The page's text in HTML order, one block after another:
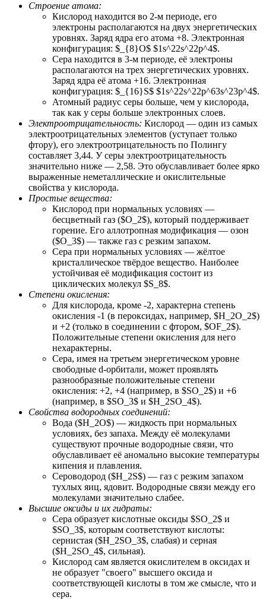
Строение атома:
Кислород находится во 2-м периоде, его
электроны располагаются на двух энергетических
уровнях. Заряд ядра его атома +8. Электронная
конфигурация: $_{8}O$ $1s^22s^22p^4$.
Сера находится в 3-м периоде, её электроны
располагаются на трех энергетических уровнях.
Заряд ядра её атома +16. Электронная
конфигурация: $_{16}S$ $1s^22s^22p^63s^23p^4$.
Атомный радиус серы больше, чем у кислорода,
так как у серы больше электронных слоев.
Электроотрицательность: Кислород — один из самых
электроотрицательных элементов (уступает только
фтору), его электроотрицательность по Полингу
составляет 3,44. У серы электроотрицательность
значительно ниже — 2,58. Это обуславливает более ярко
выраженные неметаллические и окислительные
свойства у кислорода.
Простые вещества:
Кислород при нормальных условиях —
бесцветный газ ($O_2$), который поддерживает
горение. Его аллотропная модификация — озон
($O_3$) — также газ с резким запахом.
Сера при нормальных условиях — жёлтое
кристаллическое твёрдое вещество. Наиболее
устойчивая её модификация состоит из
циклических молекул $S_8$.
Степени окисления:
Для кислорода, кроме -2, характерна степень
окисления -1 (в пероксидах, например, $H_2O_2$)
и +2 (только в соединении с фтором, $OF_2$).
Положительные степени окисления для него
нехарактерны.
Сера, имея на третьем энергетическом уровне
свободные d-орбитали, может проявлять
разнообразные положительные степени
окисления: +2, +4 (например, в $SO_2$) и +6
(например, в $SO_3$ и $H_2SO_4$).
Свойства водородных соединений:
Вода ($H_2O$) — жидкость при нормальных
условиях, без запаха. Между её молекулами
существуют прочные водородные связи, что
обуславливает её аномально высокие температуры
кипения и плавления.
Сероводород ($H_2S$) — газ с резким запахом
тухлых яиц, ядовит. Водородные связи между его
молекулами значительно слабее.
Высшие оксиды и их гидраты:
Сера образует кислотные оксиды $SO_2$ и
$SO_3$, которым соответствуют кислоты:
сернистая ($H_2SO_3$, слабая) и серная
($H_2SO_4$, сильная).
Кислород сам является окислителем в оксидах и
не образует "своего" высшего оксида и
соответствующей кислоты в том же смысле, что и
сера.